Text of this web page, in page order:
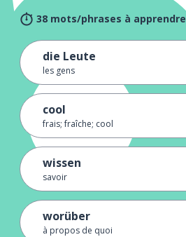
38 mots/phrases à apprendre
die Leute
les gens
cool
frais; fraîche; cool
wissen
savoir
worüber
à propos de quoi